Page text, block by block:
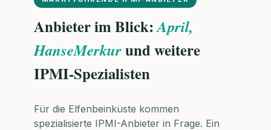
Anbieter im Blick:April,
HanseMerkurund weitere
IPMI-Spezialisten
Für die Elfenbeinküste kommen
spezialisierte IPMI-Anbieter in Frage. Ein